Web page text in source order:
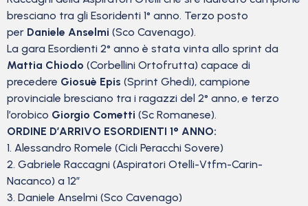
bresciano tra gli Esoridenti 1° anno. Terzo posto
per Daniele Anselmi (Sco Cavenago).
La gara Esordienti 2° anno è stata vinta allo sprint da
Mattia Chiodo (Corbellini Ortofrutta) capace di
precedere Giosuè Epis (Sprint Ghedi), campione
provinciale bresciano tra i ragazzi del 2° anno, e terzo
l’orobico Giorgio Cometti (Sc Romanese).
ORDINE D’ARRIVO ESORDIENTI 1° ANNO:
1. Alessandro Romele (Cicli Peracchi Sovere)
2. Gabriele Raccagni (Aspiratori Otelli-Vtfm-Carin-
Nacanco) a 12″
3. Daniele Anselmi (Sco Cavenago)